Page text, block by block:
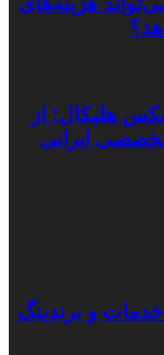
هلیکال؛ از
و برندینگ